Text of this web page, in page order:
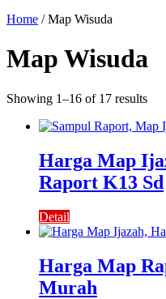
Home / Map Wisuda
Map Wisuda
Showing 1–16 of 17 results
Harga Map
Raport K13 Sd
Detail
Harga Map
Murah